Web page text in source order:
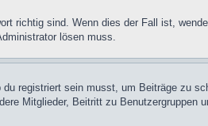
richtig sind. Wenn dies der Fall ist,
lösen muss.
registriert sein musst, um Beiträge zu
Mitglieder, Beitritt zu Benutzergruppen